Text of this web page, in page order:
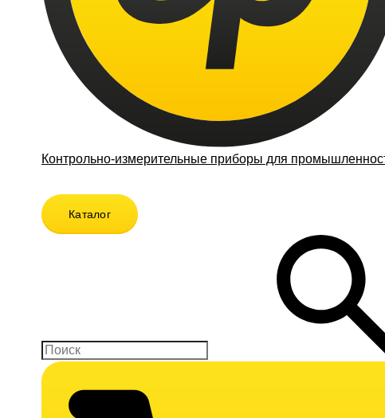
Контрольно-измерительные приборы для
Каталог